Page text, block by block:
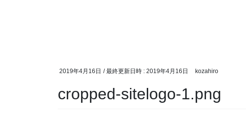
2019年4月16日 / 最終更新日時 : 2019年4月16日 kozahiro
cropped-sitelogo-1.png